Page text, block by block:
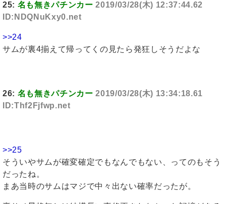
25: 名も無きパチンカー 2019/03/28(木) 12:37:44.62
ID:NDQNuKxy0.net
>>24
サムが裏4揃えて帰ってくの見たら発狂しそうだよな
26: 名も無きパチンカー 2019/03/28(木) 13:34:18.61
ID:Thf2Fjfwp.net
>>25
そういやサムが確変確定でもなんでもない、ってのもそう
だったね。
まあ当時のサムはマジで中々出ない確率だったが。